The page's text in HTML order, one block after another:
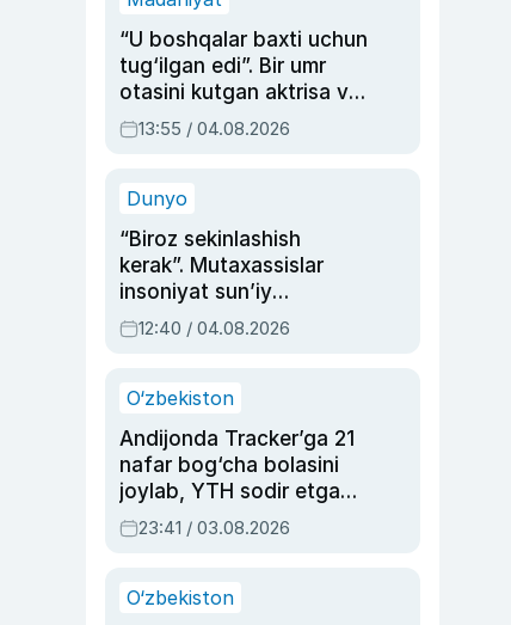
“U boshqalar baxti uchun
tug‘ilgan edi”. Bir umr
otasini kutgan aktrisa va
dublyaj ustasi Rimma
Ahmedovaning
13:55 / 04.08.2026
Dunyo
“Biroz sekinlashish
kerak”. Mutaxassislar
insoniyat sun’iy
intellektni boshqara
olmay qolishidan xavotir
12:40 / 04.08.2026
O‘zbekiston
Andijonda Tracker’ga 21
nafar bog‘cha bolasini
joylab, YTH sodir etgan
ayolga sud hukmi o‘qildi
23:41 / 03.08.2026
O‘zbekiston